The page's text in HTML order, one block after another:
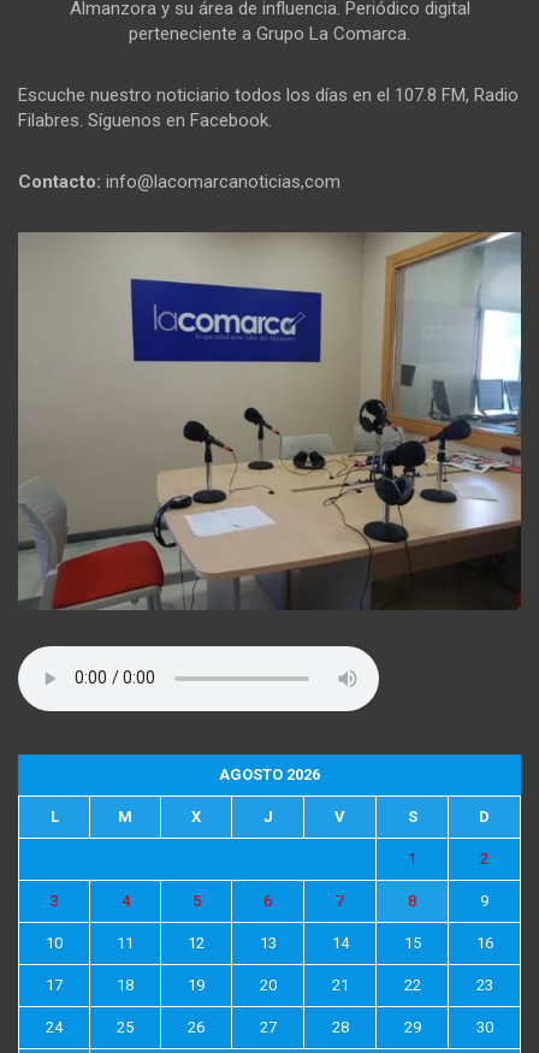
Almanzora y su área de influencia. Periódico digital
perteneciente a Grupo La Comarca.
Escuche nuestro noticiario todos los días en el 107.8 FM, Radio
Filabres. Síguenos en Facebook.
Contacto: info@lacomarcanoticias,com
AGOSTO 2026
L M X J V S D
1 2
3 4 5 6 7 8 9
10 11 12 13 14 15 16
17 18 19 20 21 22 23
24 25 26 27 28 29 30